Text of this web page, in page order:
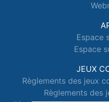
Espace
Espace
JEUX
Règlements des jeux
Règlements des